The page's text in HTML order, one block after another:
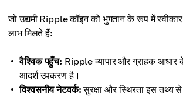
जो उद्यमी Ripple कॉइन को भुगतान के रूप में
लाभ मिलते हैं:
वैश्विक पहुँच: Ripple व्यापार और ग्राहक आधार
आदर्श उपकरण है।
विश्वसनीय नेटवर्क:सुरक्षा और स्थिरता इस तथ्य से